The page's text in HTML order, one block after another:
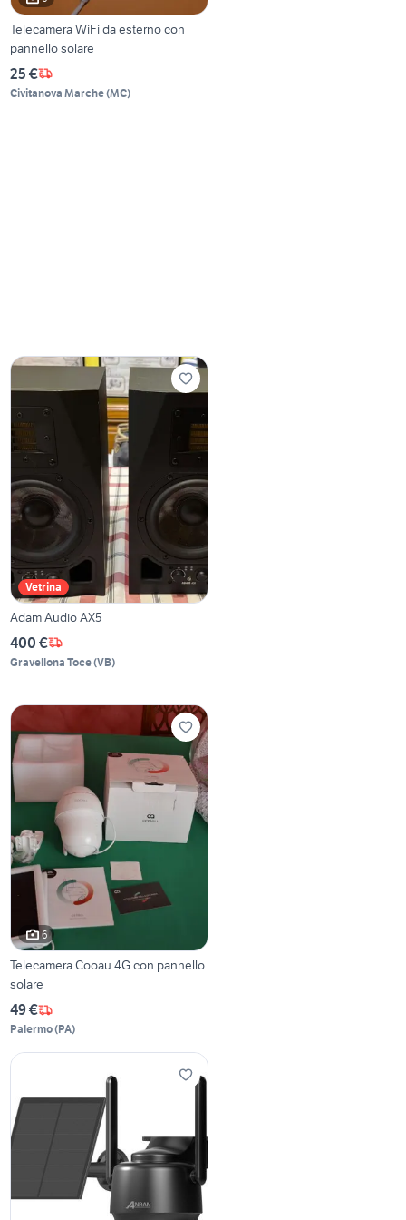
Telecamera WiFi da esterno con
pannello solare
25 €
Civitanova Marche(MC)
Vetrina
Adam Audio AX5
400 €
Gravellona Toce(VB)
6
Telecamera Cooau 4G con pannello
solare
49 €
Palermo(PA)